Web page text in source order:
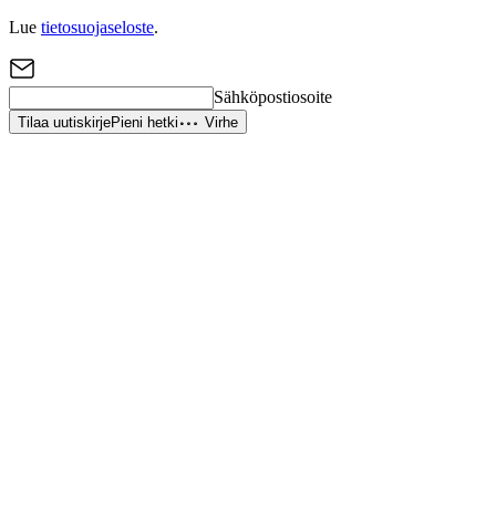
Lue tietosuojaseloste.
Sähköpostiosoite
Tilaa uutiskirjePieni hetki Virhe